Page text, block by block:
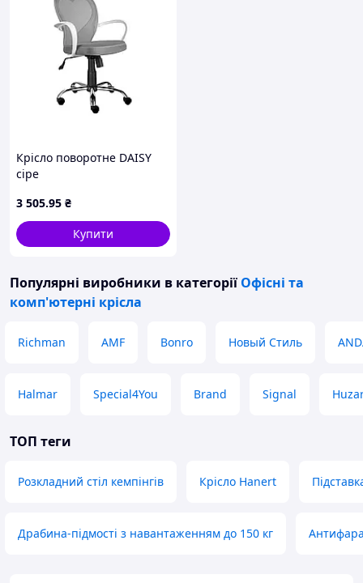
Крісло поворотне DAISY
сіре
3 505.95 ₴
Купити
Популярні виробники в категорії Офісні та
комп'ютерні крісла
Richman AMF Bonro Новый Стиль
Halmar Special4You Brand Signal
ТОП теги
Розкладний стіл кемпінгів Крісло Hanert
Драбина-підмості з навантаженням до 150 кг